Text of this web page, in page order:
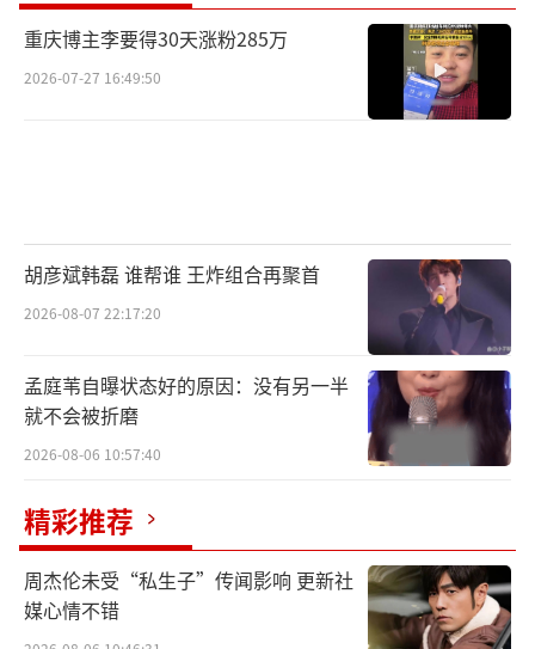
重庆博主李要得30天涨粉285万
2026-07-27 16:49:50
胡彦斌韩磊 谁帮谁 王炸组合再聚首
2026-08-07 22:17:20
孟庭苇自曝状态好的原因：没有另一半
就不会被折磨
2026-08-06 10:57:40
精彩推荐
周杰伦未受“私生子”传闻影响 更新社
媒心情不错